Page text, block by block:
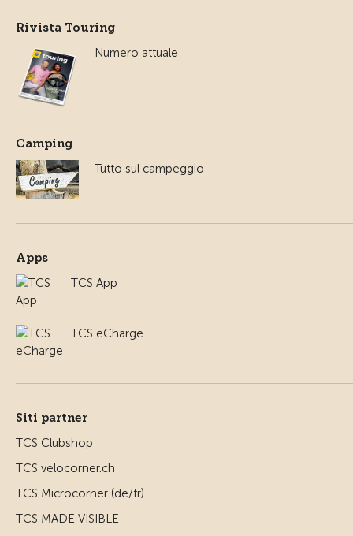
Rivista Touring
Numero attuale
Camping
Tutto sul campeggio
Apps
TCS App
TCS eCharge
Siti partner
TCS Clubshop
TCS velocorner.ch
TCS Microcorner (de/fr)
TCS MADE VISIBLE